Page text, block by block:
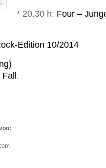
* 20.30 h: Four –
Edition 10/2014
.
*